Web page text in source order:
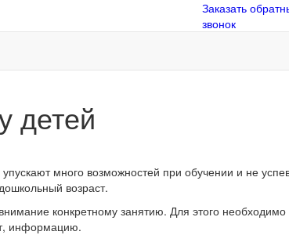
Заказать
звонок
детей
много возможностей при обучении и не
возраст.
конкретному занятию. Для этого
информацию.